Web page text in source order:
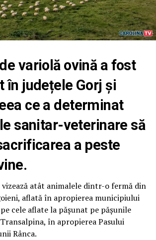
variolă ovină a fost
în județele Gorj și
ce a determinat
sanitar-veterinare să
a peste
vizează atât animalele dintr-o fermă din
aflată în apropierea municipiului
cele aflate la pășunat pe pășunile
în apropierea Pasului
Rânca.